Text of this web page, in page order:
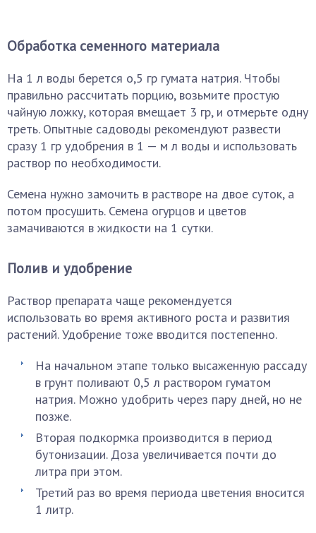
Обработка семенного материала
На 1 л воды берется о,5 гр гумата натрия. Чтобы
правильно рассчитать порцию, возьмите простую
чайную ложку, которая вмещает 3 гр, и отмерьте одну
треть. Опытные садоводы рекомендуют развести
сразу 1 гр удобрения в 1 — м л воды и использовать
раствор по необходимости.
Семена нужно замочить в растворе на двое суток, а
потом просушить. Семена огурцов и цветов
замачиваются в жидкости на 1 сутки.
Полив и удобрение
Раствор препарата чаще рекомендуется
использовать во время активного роста и развития
растений. Удобрение тоже вводится постепенно.
На начальном этапе только высаженную рассаду
в грунт поливают 0,5 л раствором гуматом
натрия. Можно удобрить через пару дней, но не
позже.
Вторая подкормка производится в период
бутонизации. Доза увеличивается почти до
литра при этом.
Третий раз во время периода цветения вносится
1 литр.